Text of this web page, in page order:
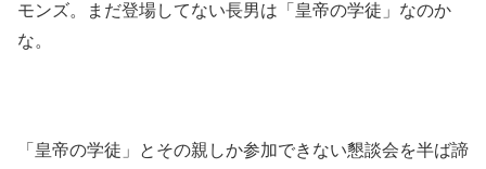
モンズ。まだ登場してない長男は「皇帝の学徒」なのか
な。
「皇帝の学徒」とその親しか参加できない懇談会を半ば諦